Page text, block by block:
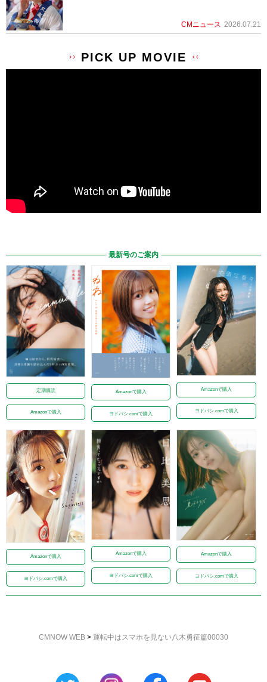
CMニュース 2026.07.21
PICK UP MOVIE
最新号のご案内
定期購読
Amazonで購入
Amazonで購入
ヨドバシ.comで購入
Amazonで購入
ヨドバシ.comで購入
Amazonで購入
ヨドバシ.comで購入
Amazonで購入
ヨドバシ.comで購入
Amazonで購入
ヨドバシ.comで購入
CMNOW WEB > 運転中はスマホを見ない八木勇征篇00030